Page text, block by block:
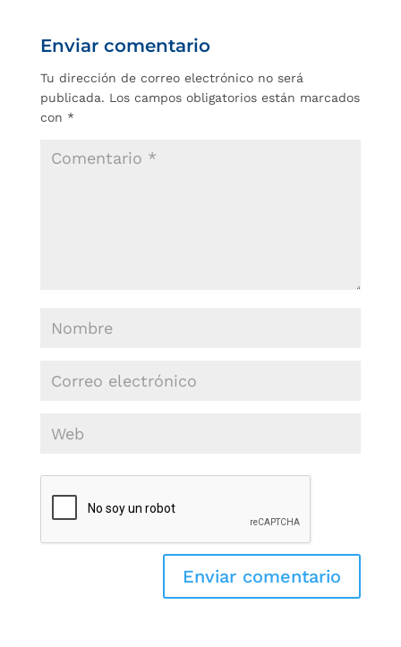
Enviar comentario
Tu dirección de correo electrónico no será
publicada. Los campos obligatorios están marcados
con *